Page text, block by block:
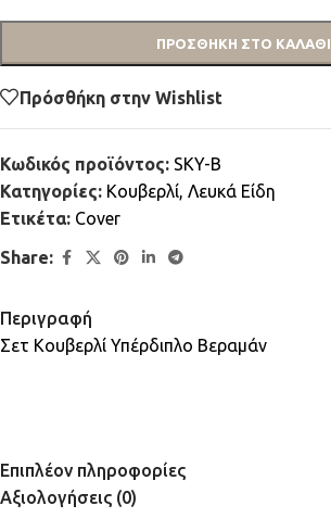
ΠΡΟΣΘΉΚΗ ΣΤΟ ΚΑΛΆΘΙ
Πρόσθήκη στην Wishlist
Κωδικός προϊόντος: SKY-B
Κατηγορίες: Κουβερλί, Λευκά Είδη
Ετικέτα: Cover
Share:
Περιγραφή
Σετ Κουβερλί Υπέρδιπλο Βεραμάν
Επιπλέον πληροφορίες
Αξιολογήσεις (0)